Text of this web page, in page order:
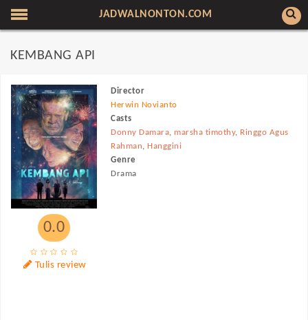
JADWALNONTON.COM
KEMBANG API
0.0
Tulis review
Director
Herwin Novianto
Casts
Donny Damara, marsha timothy, Ringgo Agus
Rahman, Hanggini
Genre
Drama